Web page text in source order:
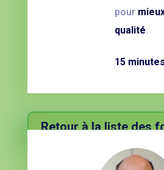
pour
qualité.
15 minutes
Retour à la liste des